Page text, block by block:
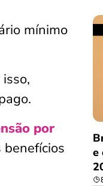
mínimo
por
e